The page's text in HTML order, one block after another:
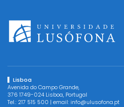
Lisboa
Avenida do Campo Grande,
376 1749-024 Lisboa, Portugal
Tel.: 217 515 500 | email:info@ulusofona.pt